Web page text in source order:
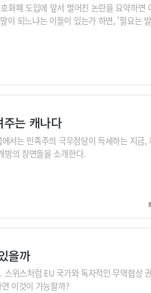
화폐 도입에 앞서 벌어진 논란을 요약하면
이 되느냐는 이들이 있는가 하면, '필요는
일(현지시간)부터 사전판매가 시작된다.베
주는 캐나다
서는 민족주의 극우정당이 득세하는 지금,
방의 장면들을 소개한다.
을까
위스처럼 EU 국가와 독자적인 무역협상
이것이 가능할까?